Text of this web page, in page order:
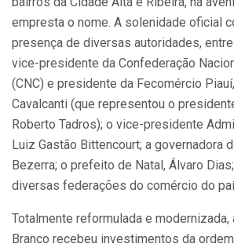
empresta o nome. A solenidade oficial
presença de diversas autoridades,
vice-presidente da Confederação
(CNC) e presidente da Fecomércio
Cavalcanti (que representou o
Roberto Tadros); o vice-presidente
Luiz Gastão Bittencourt; a governadora
Bezerra; o prefeito de Natal, Álvaro
diversas federações do comércio do
Totalmente reformulada e modernizada,
Branco recebeu investimentos da